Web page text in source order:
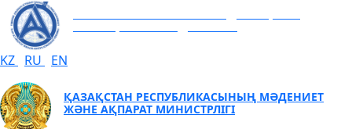
KZ RU EN
ҚАЗАҚСТАН РЕСПУБЛИКАСЫНЫҢ МӘДЕНИЕТ
ЖӘНЕ АҚПАРАТ МИНИСТРЛІГІ